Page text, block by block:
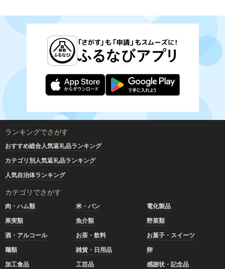
ランキングでさがす
おすすめ総合人気返礼品ランキング
カテゴリ別人気返礼品ランキング
人気自治体ランキング
カテゴリでさがす
肉・ハム類 米・パン
電化製品
果実類
魚介類
野菜類
酒・アルコール
お茶・飲料
お菓子・スイーツ
麺類
雑貨・日用品
卵
加工食品
工芸品
感謝状・記念品